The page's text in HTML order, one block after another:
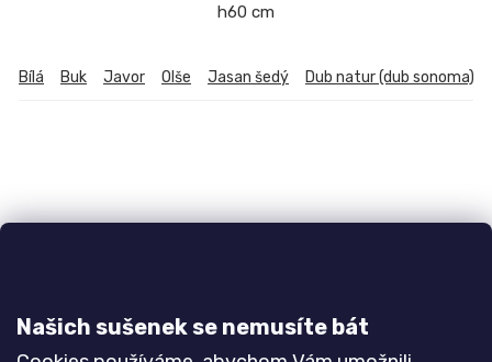
Našich sušenek se nemusíte bát
h60 cm
Bílá Buk Javor Olše Jasan šedý Dub natur (dub sonoma)